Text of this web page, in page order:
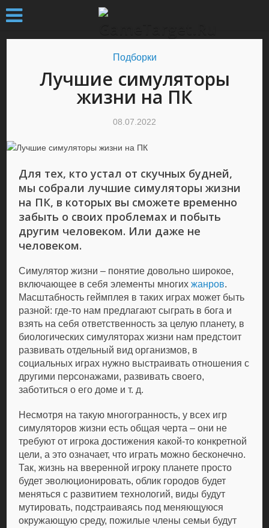
Подборки
Лучшие симуляторы
жизни на ПК
08.07.2022
Для тех, кто устал от скучных будней,
мы собрали лучшие симуляторы жизни
на ПК, в которых вы сможете временно
забыть о своих проблемах и побыть
другим человеком. Или даже не
человеком.
Симулятор жизни – понятие довольно широкое,
включающее в себя элементы многихжанров.
Масштабность геймплея в таких играх может быть
разной: где-то нам предлагают сыграть в бога и
взять на себя ответственность за целую планету, в
биологических симуляторах жизни нам предстоит
развивать отдельный вид организмов, в
социальных играх нужно выстраивать отношения с
другими персонажами, развивать своего,
заботиться о его доме и т. д.
Несмотря на такую многогранность, у всех игр
симуляторов жизни есть общая черта – они не
требуют от игрока достижения какой-то конкретной
цели, а это означает, что играть можно бесконечно.
Так, жизнь на вверенной игроку планете просто
будет эволюционировать, облик городов будет
меняться с развитием технологий, виды будут
мутировать, подстраиваясь под меняющуюся
окружающую среду, пожилые члены семьи будут